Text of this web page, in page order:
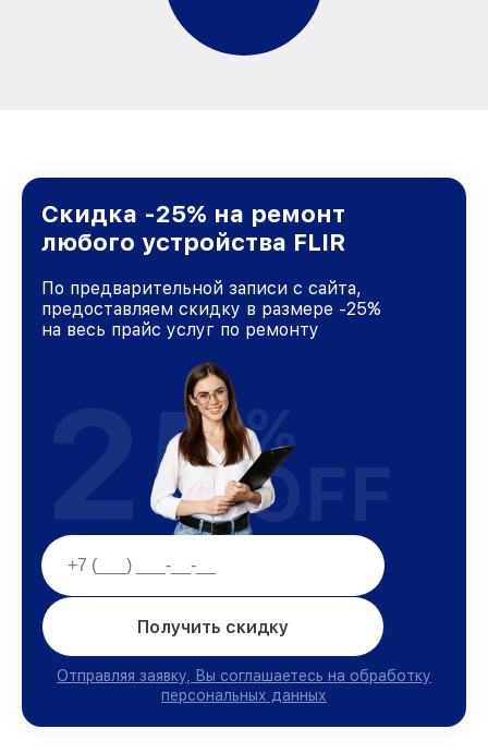
Скидка -25% на ремонт
любого устройства FLIR
По предварительной записи с сайта,
предоставляем скидку в размере -25%
на весь прайс услуг по ремонту
Получить скидку
Отправляя заявку, Вы соглашаетесь на обработку
персональных данных
25%
OFF